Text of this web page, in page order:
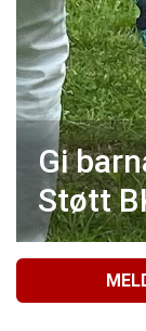
Gi
Støtt